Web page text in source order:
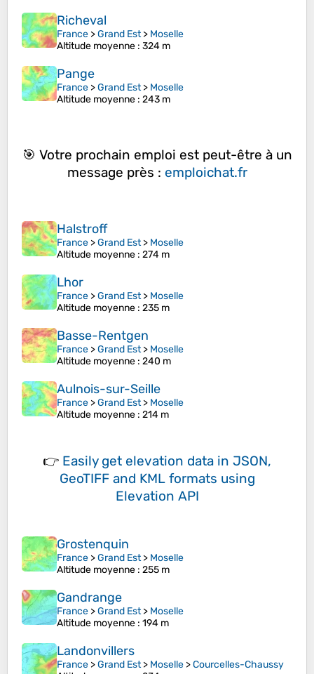
Richeval
France >Grand Est> Moselle
Altitude moyenne : 324 m
Pange
France >Grand Est> Moselle
Altitude moyenne : 243 m
🎯 Votre prochain emploi est peut-être à un
message près : emploichat.fr
Halstroff
France >Grand Est> Moselle
Altitude moyenne : 274 m
Lhor
France >Grand Est> Moselle
Altitude moyenne : 235 m
Basse-Rentgen
France >Grand Est> Moselle
Altitude moyenne : 240 m
Aulnois-sur-Seille
France >Grand Est> Moselle
Altitude moyenne : 214 m
👉 Easily get elevation data in JSON,
GeoTIFF and KML formats using
Elevation API
Grostenquin
France >Grand Est> Moselle
Altitude moyenne : 255 m
Gandrange
France >Grand Est> Moselle
Altitude moyenne : 194 m
Landonvillers
France >Grand Est> Moselle >Courcelles-Chaussy